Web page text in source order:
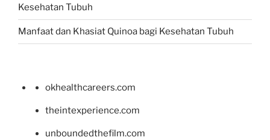
Kesehatan Tubuh
Manfaat dan Khasiat Quinoa bagi Kesehatan Tubuh
okhealthcareers.com
theintexperience.com
unboundedthefilm.com